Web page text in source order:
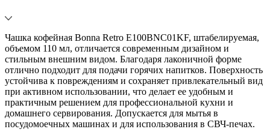
Чашка кофейная Bonna Retro E100BNC01KF, штабелируемая,
объемом 110 мл, отличается современным дизайном и
стильным внешним видом. Благодаря лаконичной форме
отлично подходит для подачи горячих напитков. Поверхность
устойчива к повреждениям и сохраняет привлекательный вид
при активном использовании, что делает ее удобным и
практичным решением для профессиональной кухни и
домашнего сервирования. Допускается для мытья в
посудомоечных машинах и для использования в СВЧ-печах.